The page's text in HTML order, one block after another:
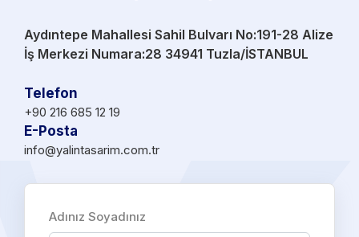
Aydıntepe Mahallesi Sahil Bulvarı No:191-28 Alize
İş Merkezi Numara:28 34941 Tuzla/İSTANBUL
Telefon
+90 216 685 12 19
E-Posta
info@yalintasarim.com.tr
Adınız Soyadınız